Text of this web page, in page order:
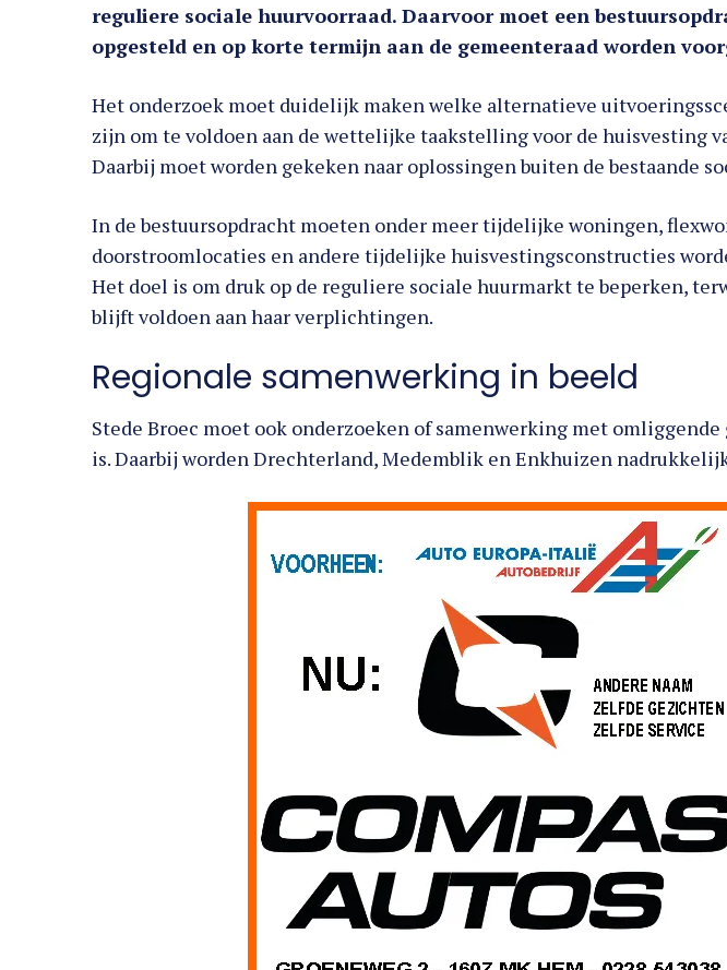
reguliere sociale huurvoorraad. Daarvoor moet een
opgesteld en op korte termijn aan de gemeenteraad worden
Het onderzoek moet duidelijk maken welke alternatieve
zijn om te voldoen aan de wettelijke taakstelling voor de huisvesting
Daarbij moet worden gekeken naar oplossingen buiten de bestaande
In de bestuursopdracht moeten onder meer tijdelijke woningen,
doorstroomlocaties en andere tijdelijke huisvestingsconstructies
Het doel is om druk op de reguliere sociale huurmarkt te beperken,
blijft voldoen aan haar verplichtingen.
Regionale samenwerking in beeld
Stede Broec moet ook onderzoeken of samenwerking met
is. Daarbij worden Drechterland, Medemblik en Enkhuizen